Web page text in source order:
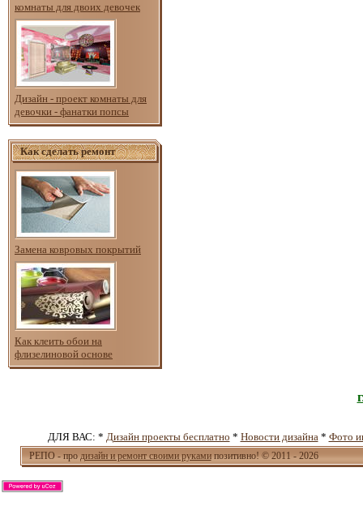
комнаты для двоих девочек
Дизайн - проект комнаты для
девочки - фанатки попсы
Как сделать ремонт
Замена ковровых покрытий
Как клеить обои на
флизелиновой основе
ДЛЯ ВАС: * Дизайн проекты бесплатно * Новости дизайна* Фото
РЕПО - продизайн и ремонт своими рукамипозитивно! © 2011 - 2026